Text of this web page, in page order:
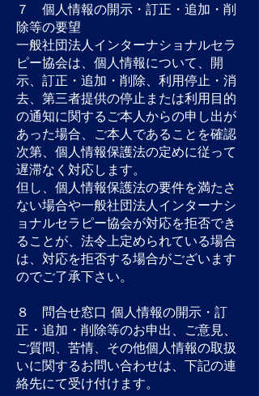
７ 個人情報の開示・訂正・追加・削
除等の要望
一般社団法人インターナショナルセラ
ピー協会は、個人情報について、開
示、訂正・追加・削除、利用停止・消
去、第三者提供の停止または利用目的
の通知に関するご本人からの申し出が
あった場合、ご本人であることを確認
次第、個人情報保護法の定めに従って
遅滞なく対応します。
但し、個人情報保護法の要件を満たさ
ない場合や一般社団法人インターナシ
ョナルセラピー協会が対応を拒否でき
ることが、法令上定められている場合
は、対応を拒否する場合がございます
のでご了承下さい。
８ 問合せ窓口 個人情報の開示・訂
正・追加・削除等のお申出、ご意見、
ご質問、苦情、その他個人情報の取扱
いに関するお問い合わせは、下記の連
絡先にて受け付けます。